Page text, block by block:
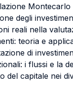
Montecarlo
degli
reali nella
teoria e
di
i flussi e la
del capitale nei